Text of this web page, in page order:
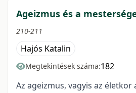
Ageizmus és a
210-211
Hajós Katalin
Megtekintések száma:182
Az ageizmus, vagyis az életkor